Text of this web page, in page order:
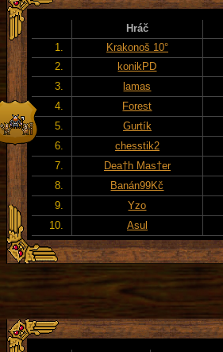
Hráč
1.
Krakonoš 10°
2.
konikPD
3.
lamas
4.
Forest
5.
Gurtík
6.
chesstik2
7.
Dea†h Mas†er
8.
Banán99Kč
9.
Yzo
10.
Asul